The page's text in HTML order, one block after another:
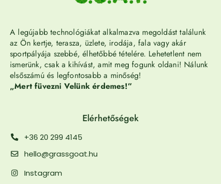
A legújabb technológiákat alkalmazva megoldást találunk
az Ön kertje, terasza, üzlete, irodája, fala vagy akár
sportpályája szebbé, élhetőbbé tételére. Lehetetlent nem
ismerünk, csak a kihívást, amit meg fogunk oldani! Nálunk
elsőszámú és legfontosabb a minőség!
„Mert füvezni Velünk érdemes!”
Elérhetőségek
+36 20 299 4145
hello@grassgoat.hu
Instagram